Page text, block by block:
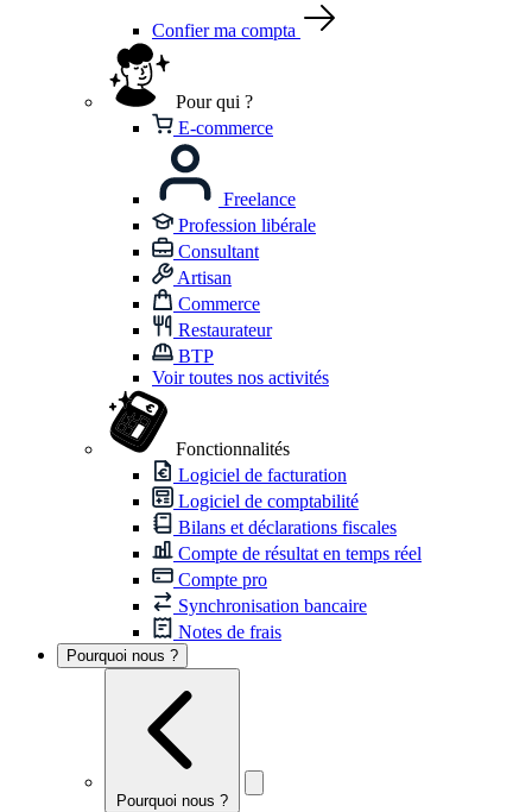
Confier ma compta
Pour qui ?
E-commerce
Freelance
Profession libérale
Consultant
Artisan
Commerce
Restaurateur
BTP
Voir toutes nos activités
Fonctionnalités
Logiciel de facturation
Logiciel de comptabilité
Bilans et déclarations fiscales
Compte de résultat en temps réel
Compte pro
Synchronisation bancaire
Notes de frais
Pourquoi nous ?
Pourquoi nous ?